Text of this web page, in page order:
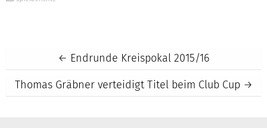
Post
navigation
← Endrunde Kreispokal 2015/16
Thomas Gräbner verteidigt Titel beim Club Cup →